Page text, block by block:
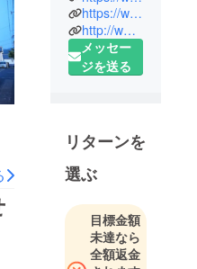
トハウスを
巡るのが趣
味です。
年齢、性
の魅力を伝
えられるゲ
ストハウス
で、大好き
な街を盛り
上げていき
https://www.facebook.com/HOFU.JCT
http://www.rest-hofu.com/
メッセー
ジを送る
リターンを
選ぶ
目標金額
未達なら
全額返金